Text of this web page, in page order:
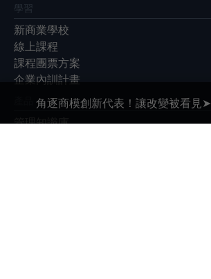
學習
新商業學校
線上課程
課程團票方案
企業內訓計畫
管理知識庫
角逐商模創新代表！讓改變被看見➤